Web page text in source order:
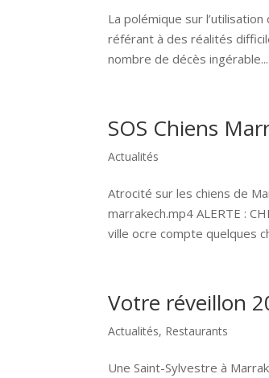
La polémique sur
référant à des réalités
nombre de décès ingérable...
SOS Chiens
Actualités
Atrocité sur les chiens de
marrakech.mp4 ALERTE :
ville ocre compte quelques
Votre réveillon
Actualités, Restaurants
Une Saint-Sylvestre à